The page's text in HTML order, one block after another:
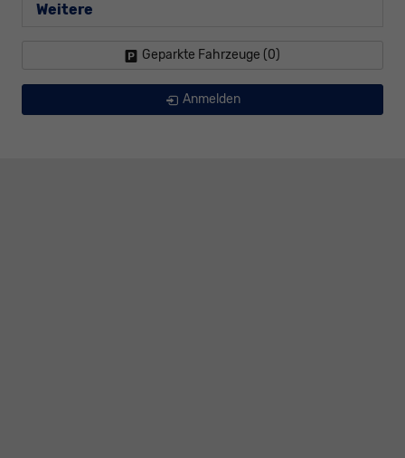
Weitere
Geparkte Fahrzeuge (0)
Anmelden